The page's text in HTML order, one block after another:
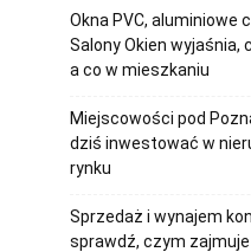
Okna PVC, aluminiowe
Salony Okien wyjaśnia,
a co w mieszkaniu
Miejscowości pod
dziś inwestować w
rynku
Sprzedaż i wynajem
sprawdź, czym